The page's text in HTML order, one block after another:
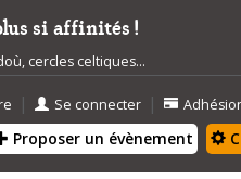
si affinités !
cercles celtiques...
| Se connecter |
Proposer un évènement